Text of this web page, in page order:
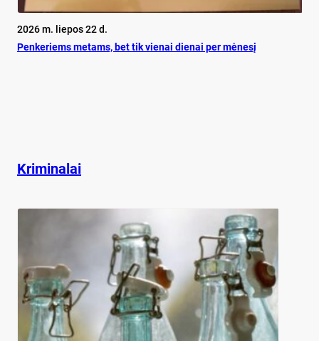
2026 m. liepos 22 d.
Pen­ke­riems me­tams, bet tik vie­nai die­nai per mė­ne­sį
Kriminalai